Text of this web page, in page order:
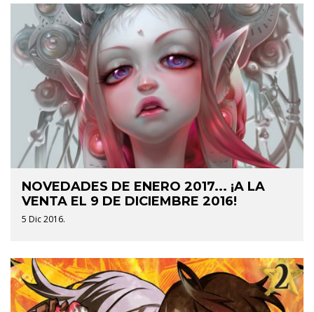
NOVEDADES DE ENERO 2017... ¡A LA
VENTA EL 9 DE DICIEMBRE 2016!
5 Dic 2016.